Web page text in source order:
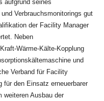
aufgrund seines
Verbrauchsmonitorings gut
der Facility Manager
Neben
Wärme-Kälte-Kopplung
und
Verband für Facility
für den Einsatz erneuerbarer
weiteren Ausbau der